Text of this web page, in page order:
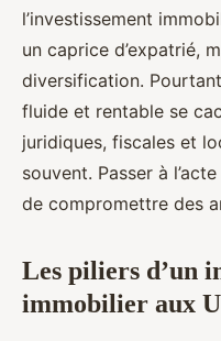
Dulce•09/06/2026 07:38•
l’investissement
un caprice d’expatrié,
diversification.
fluide et rentable se
juridiques, fiscales et
souvent. Passer à
de compromettre des
Les piliers d’un
immobilier aux